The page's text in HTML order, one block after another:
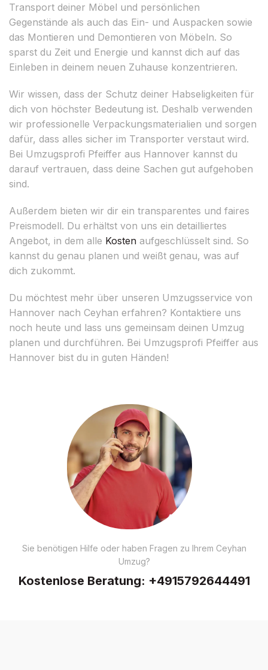
Transport deiner Möbel und persönlichen
Gegenstände als auch das Ein- und Auspacken sowie
das Montieren und Demontieren von Möbeln. So
sparst du Zeit und Energie und kannst dich auf das
Einleben in deinem neuen Zuhause konzentrieren.
Wir wissen, dass der Schutz deiner Habseligkeiten für
dich von höchster Bedeutung ist. Deshalb verwenden
wir professionelle Verpackungsmaterialien und sorgen
dafür, dass alles sicher im Transporter verstaut wird.
Bei Umzugsprofi Pfeiffer aus Hannover kannst du
darauf vertrauen, dass deine Sachen gut aufgehoben
sind.
Außerdem bieten wir dir ein transparentes und faires
Preismodell. Du erhältst von uns ein detailliertes
Angebot, in dem alle Kosten aufgeschlüsselt sind. So
kannst du genau planen und weißt genau, was auf
dich zukommt.
Du möchtest mehr über unseren Umzugsservice von
Hannover nach Ceyhan erfahren? Kontaktiere uns
noch heute und lass uns gemeinsam deinen Umzug
planen und durchführen. Bei Umzugsprofi Pfeiffer aus
Hannover bist du in guten Händen!
Sie benötigen Hilfe oder haben Fragen zu Ihrem Ceyhan
Umzug?
Kostenlose Beratung: +4915792644491